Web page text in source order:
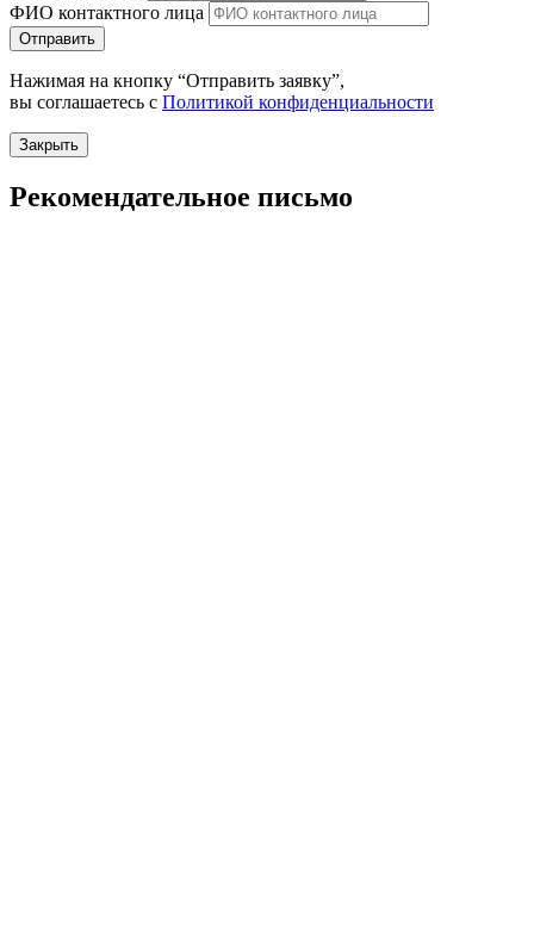
ФИО контактного лица
Отправить
Нажимая на кнопку “Отправить заявку”,
вы соглашаетесь с Политикой конфиденциальности
Закрыть
Рекомендательное письмо